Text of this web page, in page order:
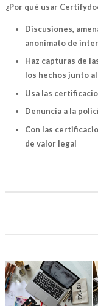
¿Por qué usar
Discusiones,
anonimato de
Haz capturas de
los hechos junto
Usa las
Denuncia a la
Con las
de valor legal